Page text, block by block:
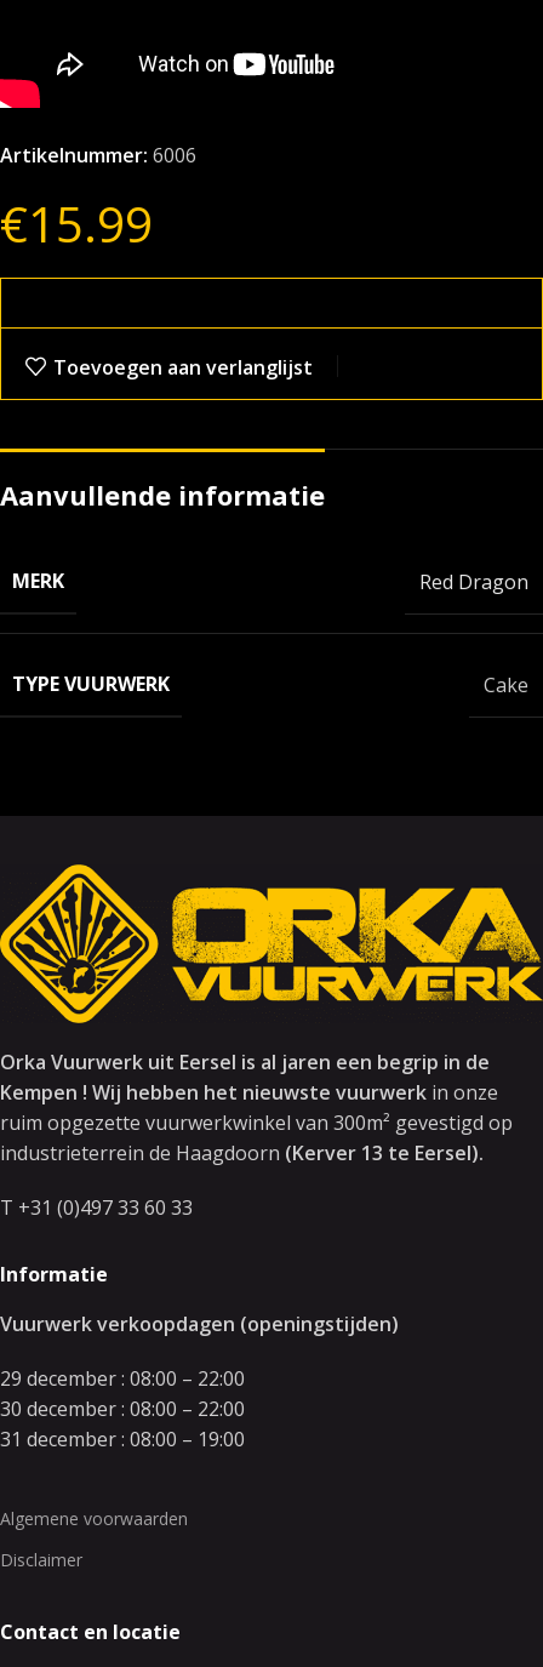
Artikelnummer: 6006
€15.99
Toevoegen aan verlanglijst
Aanvullende informatie
MERK Red Dragon
TYPE VUURWERK Cake
Orka Vuurwerk uit Eersel is al jaren een begrip in de
Kempen ! Wij hebben het nieuwste vuurwerk in onze
ruim opgezette vuurwerkwinkel van 300m² gevestigd op
industrieterrein de Haagdoorn (Kerver 13 te Eersel).
T +31 (0)497 33 60 33
Informatie
Vuurwerk verkoopdagen (openingstijden)
29 december : 08:00 – 22:00
30 december : 08:00 – 22:00
31 december : 08:00 – 19:00
Algemene voorwaarden
Disclaimer
Contact en locatie